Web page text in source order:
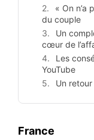
« On n’a
du couple
Un
cœur de
Les
YouTube
Un
France